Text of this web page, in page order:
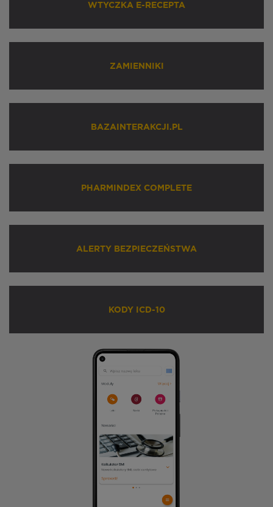
WTYCZKA E-RECEPTA
ZAMIENNIKI
BAZAINTERAKCJI.PL
PHARMINDEX COMPLETE
ALERTY BEZPIECZEŃSTWA
KODY ICD-10